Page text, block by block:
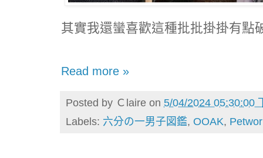
其實我還蠻喜歡這種批批掛掛有點
Read more »
Posted by Ｃlaire on 5/04/2024 05:30:00
Labels: 六分の一男子図鑑, OOAK,